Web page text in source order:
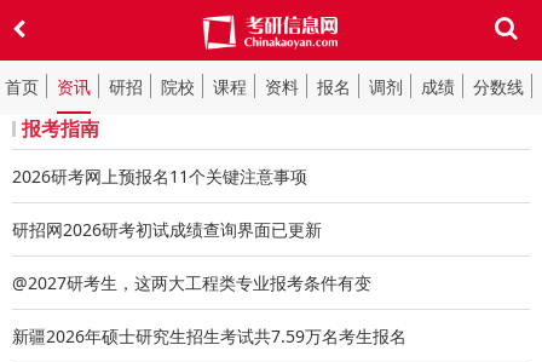
首页 资讯 研招 院校 课程 资料 报名 调剂 成绩 分数线
报考指南
2026研考网上预报名11个关键注意事项
研招网2026研考初试成绩查询界面已更新
@2027研考生，这两大工程类专业报考条件有变
新疆2026年硕士研究生招生考试共7.59万名考生报名